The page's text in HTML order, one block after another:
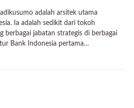
adalah arsitek utama
Ia adalah sedikit dari tokoh
berbagai jabatan strategis di berbagai
Bank Indonesia pertama…